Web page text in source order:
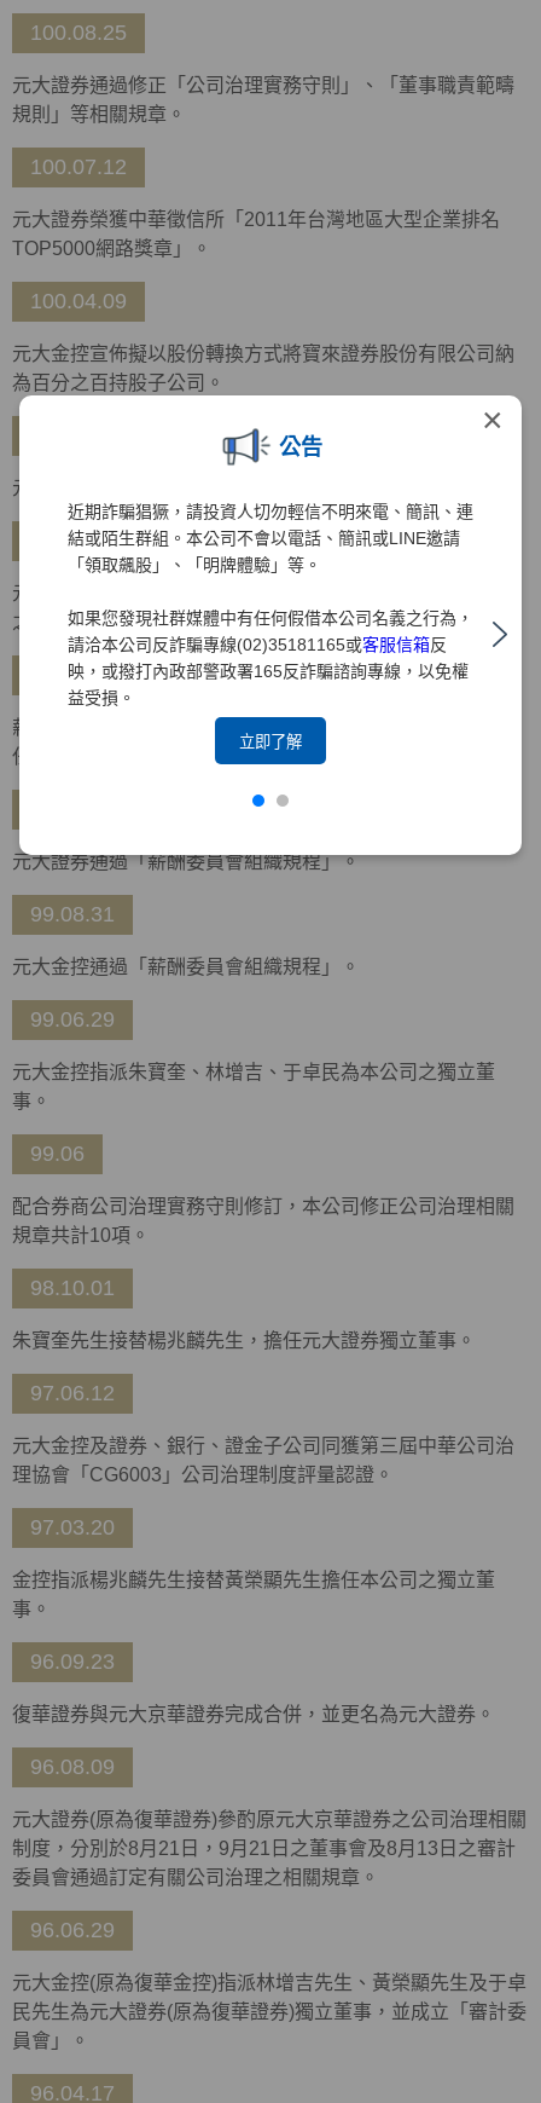
×
公告
近期詐騙猖獗，請投資人切勿輕信不明來電、簡訊、連
結或陌生群組。本公司不會以電話、簡訊或LINE邀請
「領取飆股」、「明牌體驗」等。
如果您發現社群媒體中有任何假借本公司名義之行為，
請洽本公司反詐騙專線(02)35181165或客服信箱反
映，或撥打內政部警政署165反詐騙諮詢專線，以免權
益受損。
立即了解
100.08.25
元大證券通過修正「公司治理實務守則」、「董事職責範疇
規則」等相關規章。
100.07.12
元大證券榮獲中華徵信所「2011年台灣地區大型企業排名
TOP5000網路獎章」。
100.04.09
元大金控宣佈擬以股份轉換方式將寶來證券股份有限公司納
為百分之百持股子公司。
元大金控通過「企業社會責任政策及管理規則」。
99.10.26
元大金控通過「企業社會責任實務守則」，金控及所屬集團
之企業均適用。
99.10.14
薪酬委員會召開第一次會議，由于卓民、朱寶奎、林增吉擔
任委員，並推選于卓民獨立董事擔任召集人。
元大證券通過「薪酬委員會組織規程」。
99.08.31
元大金控通過「薪酬委員會組織規程」。
99.06.29
元大金控指派朱寶奎、林增吉、于卓民為本公司之獨立董
事。
99.06
配合券商公司治理實務守則修訂，本公司修正公司治理相關
規章共計10項。
98.10.01
朱寶奎先生接替楊兆麟先生，擔任元大證券獨立董事。
97.06.12
元大金控及證券、銀行、證金子公司同獲第三屆中華公司治
理協會「CG6003」公司治理制度評量認證。
97.03.20
金控指派楊兆麟先生接替黃榮顯先生擔任本公司之獨立董
事。
96.09.23
復華證券與元大京華證券完成合併，並更名為元大證券。
96.08.09
元大證券(原為復華證券)參酌原元大京華證券之公司治理相關
制度，分別於8月21日，9月21日之董事會及8月13日之審計
委員會通過訂定有關公司治理之相關規章。
96.06.29
元大金控(原為復華金控)指派林增吉先生、黃榮顯先生及于卓
民先生為元大證券(原為復華證券)獨立董事，並成立「審計委
員會」。
96.04.17